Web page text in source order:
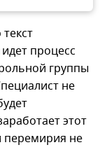
процесс
группы
не
этот
перемирия не